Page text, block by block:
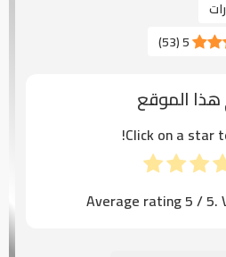
5
(
53
)
هذا الموقع
Click on a star
Average rating5/ 5.